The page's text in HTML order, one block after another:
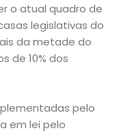
o atual quadro de
legislativas do
da metade do
de 10% dos
pelo
em lei pelo